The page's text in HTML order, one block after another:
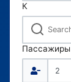
К
Пассажиры